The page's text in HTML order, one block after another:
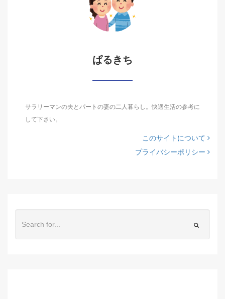
ぱるきち
サラリーマンの夫とパートの妻の二人暮らし。快適生活の参考に
して下さい。
このサイトについて
プライバシーポリシー